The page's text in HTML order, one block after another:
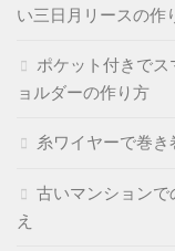
い三日月リースの作
ポケット付きで
ョルダーの作り方
糸ワイヤーで巻
古いマンション
え